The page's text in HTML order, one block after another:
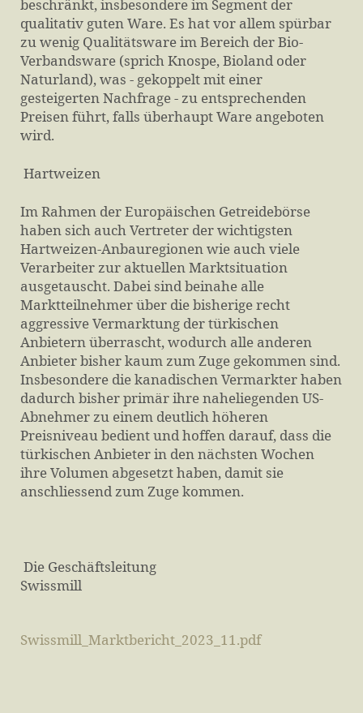
beschränkt, insbesondere im Segment der
qualitativ guten Ware. Es hat vor allem spürbar
zu wenig Qualitätsware im Bereich der Bio-
Verbandsware (sprich Knospe, Bioland oder
Naturland), was - gekoppelt mit einer
gesteigerten Nachfrage - zu entsprechenden
Preisen führt, falls überhaupt Ware angeboten
wird.
Hartweizen
Im Rahmen der Europäischen Getreidebörse
haben sich auch Vertreter der wichtigsten
Hartweizen-Anbauregionen wie auch viele
Verarbeiter zur aktuellen Marktsituation
ausgetauscht. Dabei sind beinahe alle
Marktteilnehmer über die bisherige recht
aggressive Vermarktung der türkischen
Anbietern überrascht, wodurch alle anderen
Anbieter bisher kaum zum Zuge gekommen sind.
Insbesondere die kanadischen Vermarkter haben
dadurch bisher primär ihre naheliegenden US-
Abnehmer zu einem deutlich höheren
Preisniveau bedient und hoffen darauf, dass die
türkischen Anbieter in den nächsten Wochen
ihre Volumen abgesetzt haben, damit sie
anschliessend zum Zuge kommen.
Die Geschäftsleitung
Swissmill
Swissmill_Marktbericht_2023_11.pdf